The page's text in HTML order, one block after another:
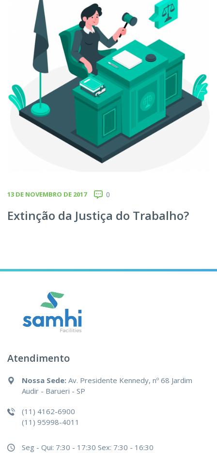
13 DE NOVEMBRO DE 2017 0
Extinção da Justiça do Trabalho?
Atendimento
Nossa Sede: Av. Presidente Kennedy, nº 68 Jardim
Audir - Barueri - SP
(11) 4162-6900
(11) 95998-4011
Seg - Qui: 7:30 - 17:30 Sex: 7:30 - 16:30